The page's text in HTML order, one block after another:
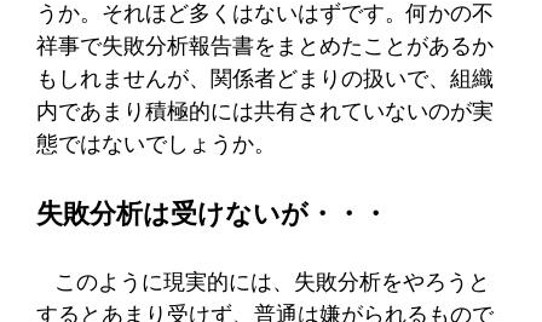
うか。それほど多くはないはずです。何かの不
祥事で失敗分析報告書をまとめたことがあるか
もしれませんが、関係者どまりの扱いで、組織
内であまり積極的には共有されていないのが実
態ではないでしょうか。
失敗分析は受けないが・・・
このように現実的には、失敗分析をやろうと
するとあまり受けず、普通は嫌がられるもので